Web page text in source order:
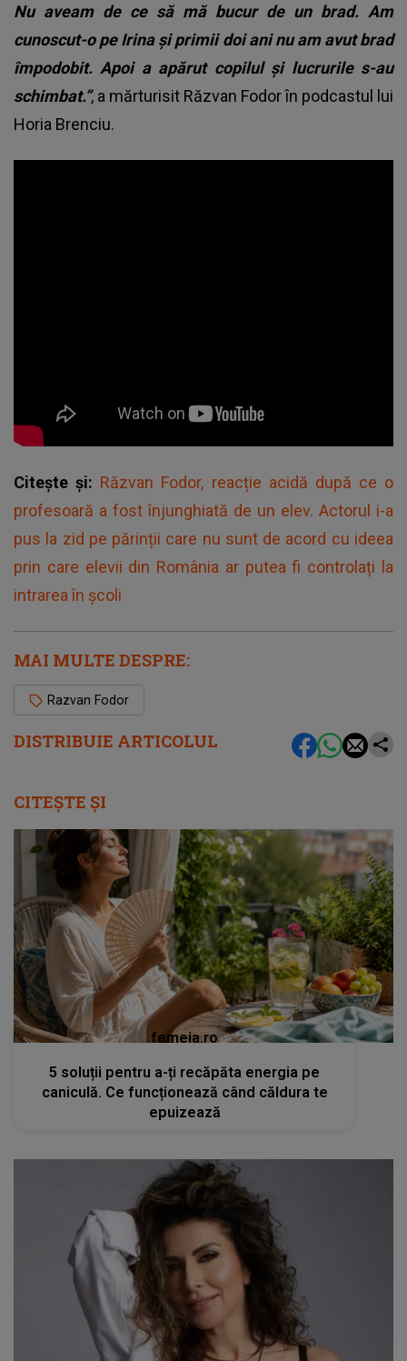
DISTRIBUIE ARTICOLUL
Nu aveam de ce să mă bucur de un brad. Am
cunoscut-o pe Irina și primii doi ani nu am avut brad
împodobit. Apoi a apărut copilul și lucrurile s-au
schimbat.”, a mărturisit Răzvan Fodor în podcastul lui
Horia Brenciu.
Citește și: Răzvan Fodor, reacție acidă după ce o
profesoară a fost înjunghiată de un elev. Actorul i-a
pus la zid pe părinții care nu sunt de acord cu ideea
prin care elevii din România ar putea fi controlați la
intrarea în școli
MAI MULTE DESPRE:
Razvan Fodor
CITEȘTE ȘI
femeia.ro
5 soluții pentru a-ți recăpăta energia pe
caniculă. Ce funcționează când căldura te
epuizează